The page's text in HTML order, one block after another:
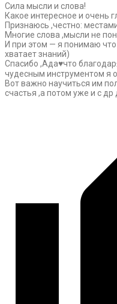
Сила мысли и слова!
Какое интересное и очень
Признаюсь ,честно:
Многие слова ,мысли не
И при этом — я понимаю что
хватает знаний)
Спасибо ,Ада♥️что
чудесным инструментом я
Вот важно научиться им
счастья ,а потом уже и с др